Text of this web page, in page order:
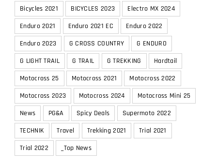
Allgemein Allgemein NEU
All Mountain 2021
Bicycles 2021
BICYCLES 2023
Electro MX 2024
Enduro 2021
Enduro 2021 EC
Enduro 2022
Enduro 2023
G CROSS COUNTRY
G ENDURO
G LIGHT TRAIL
G TRAIL G TREKKING
Hardtail
Motocross 25
Motocross 2021
Motocross 2022
Motocross 2023
Motocross 2024
Motocross Mini 25
News
PG&A Spicy Deals
Supermoto 2022
TECHNIK
Travel